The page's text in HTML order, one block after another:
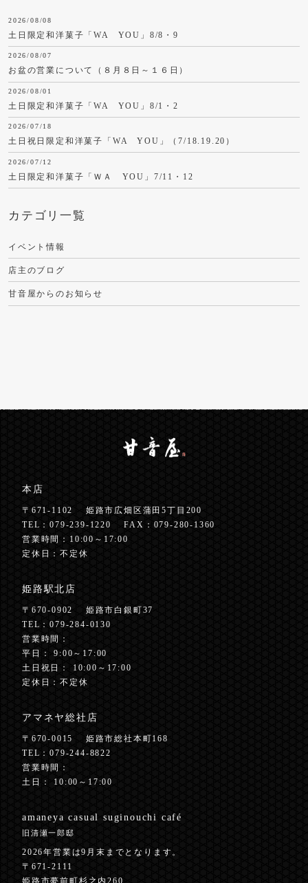
2026/08/08
土日限定和洋菓子「WA YOU」8/8・9
2026/08/07
お盆の営業について（８月８日～１６日）
2026/08/01
土日限定和洋菓子「WA YOU」8/1・2
2026/07/18
土日祝日限定和洋菓子「WA YOU」（7/18.19.20）
2026/07/12
土日限定和洋菓子「ＷＡ YOU」7/11・12
カテゴリ一覧
イベント情報
店主のブログ
甘音屋からのお知らせ
本店
〒671-1102
姫路市広畑区蒲田5丁目200
TEL：079-239-1220
FAX：079-280-1360
営業時間：10:00～17:00
定休日：不定休
姫路駅北店
〒670-0902
姫路市白銀町37
TEL：079-284-0130
営業時間：
平日： 9:00～17:00
土日祝日： 10:00～17:00
定休日：不定休
アマネヤ総社店
〒670-0015
姫路市総社本町168
TEL：079-244-8822
営業時間：
土日： 10:00～17:00
amaneya casualsuginouchi café
旧清瀬一郎邸
2026年営業は9月末までとなります。
〒671-2111